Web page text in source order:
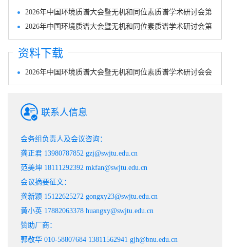
2026年中国环境质谱大会暨无机和同位素质谱学术研讨会第
二轮通知
2026-04-23
2026年中国环境质谱大会暨无机和同位素质谱学术研讨会第
一轮通知
资料下载
2026年中国环境质谱大会暨无机和同位素质谱学术研讨会会
议摘要模板
联系人信息
会务组负责人及会议咨询：
龚正君 13980787852 gzj@swjtu.edu.cn
范美坤 18111292392 mkfan@swjtu.edu.cn
会议摘要征文：
龚新颖 15122625272 gongxy23@swjtu.edu.cn
黄小英 17882063378 huangxy@swjtu.edu.cn
赞助厂商：
郭敬华 010-58807684 13811562941 gjh@bnu.edu.cn